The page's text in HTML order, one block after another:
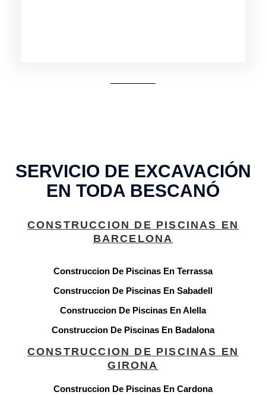
SERVICIO DE EXCAVACIÓN
EN TODA BESCANÓ
CONSTRUCCION DE PISCINAS EN
BARCELONA
Construccion De Piscinas En Terrassa
Construccion De Piscinas En Sabadell
Construccion De Piscinas En Alella
Construccion De Piscinas En Badalona
CONSTRUCCION DE PISCINAS EN
GIRONA
Construccion De Piscinas En Cardona